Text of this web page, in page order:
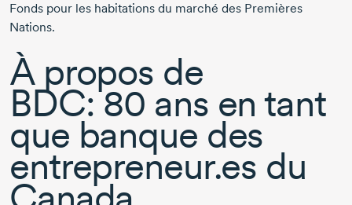
Fonds pour les habitations du marché des Premières
Nations.
À propos de
BDC:80 ans en tant
que banque des
entrepreneur.es du